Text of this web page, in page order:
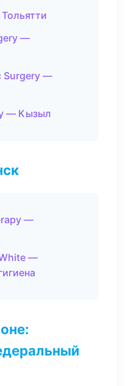
—
Surgery —
— Кызыл
—
—